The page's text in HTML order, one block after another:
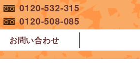
0120-532-315
0120-508-085
お問い合わせ